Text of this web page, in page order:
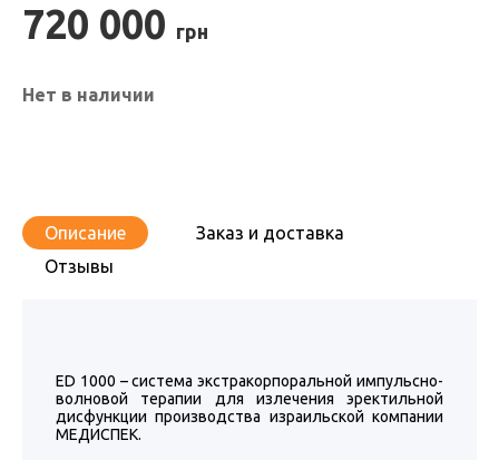
720 000 грн
Нет в наличии
Описание
Заказ и доставка
Отзывы
ED 1000 – cистема экстракорпоральной импульсно-
волновой терапии для излечения эректильной
дисфункции производства израильской компании
МЕДИСПЕК.